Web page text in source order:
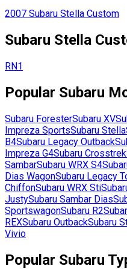
2007 Subaru Stella Custom
Subaru Stella
RN1
Popular Subaru
Subaru ForesterSubaru XV
Impreza SportsSubaru Stella
B4Subaru Legacy Outback
Impreza G4Subaru Crosstrek
SambarSubaru WRX S4
Dias WagonSubaru Legacy
ChiffonSubaru WRX Sti
JustySubaru Sambar Dias
SportswagonSubaru R2
REXSubaru OutbackSubaru
Vivio
Popular Subaru